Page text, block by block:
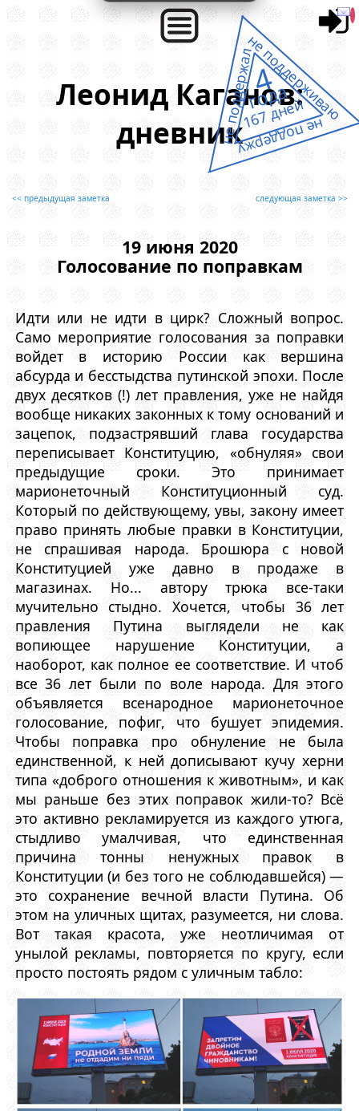
Леонид Каганов:
дневник
<< предыдущая заметка следующая заметка >>
19 июня 2020
Голосование по поправкам
Идти или не идти в цирк? Сложный вопрос.
Само мероприятие голосования за поправки
войдет в историю России как вершина
абсурда и бесстыдства путинской эпохи. После
двух десятков (!) лет правления, уже не найдя
вообще никаких законных к тому оснований и
зацепок, подзастрявший глава государства
переписывает Конституцию, «обнуляя» свои
предыдущие сроки. Это принимает
марионеточный Конституционный суд.
Который по действующему, увы, закону имеет
право принять любые правки в Конституции,
не спрашивая народа. Брошюра с новой
Конституцией уже давно в продаже в
магазинах. Но... автору трюка все-таки
мучительно стыдно. Хочется, чтобы 36 лет
правления Путина выглядели не как
вопиющее нарушение Конституции, а
наоборот, как полное ее соответствие. И чтоб
все 36 лет были по воле народа. Для этого
объявляется всенародное марионеточное
голосование, пофиг, что бушует эпидемия.
Чтобы поправка про обнуление не была
единственной, к ней дописывают кучу херни
типа «доброго отношения к животным», и как
мы раньше без этих поправок жили-то? Всё
это активно рекламируется из каждого утюга,
стыдливо умалчивая, что единственная
причина тонны ненужных правок в
Конституции (и без того не соблюдавшейся) —
это сохранение вечной власти Путина. Об
этом на уличных щитах, разумеется, ни слова.
Вот такая красота, уже неотличимая от
унылой рекламы, повторяется по кругу, если
просто постоять рядом с уличным табло:
не поддержалне поддерживаю
не поддержу
4
года
167 дней